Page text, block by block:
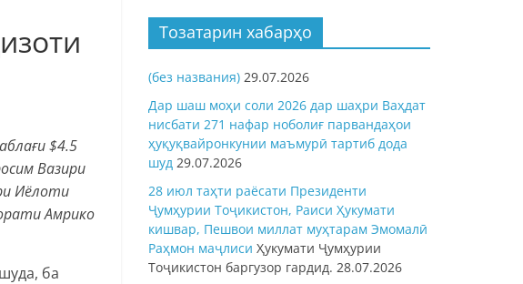
$4.5
Вазири
Иёлоти
Амрико
ба
Тозатарин хабарҳо
(без названия) 29.07.2026
Дар шаш моҳи соли 2026 дар шаҳри Ваҳдат
нисбати 271 нафар ноболиғ парвандаҳои
ҳуқуқвайронкунии маъмурӣ тартиб дода
шуд 29.07.2026
28 июл таҳти раёсати Президенти
Ҷумҳурии Тоҷикистон, Раиси Ҳукумати
кишвар, Пешвои миллат муҳтарам Эмомалӣ
Раҳмон маҷлиси Ҳукумати Ҷумҳурии
Тоҷикистон баргузор гардид. 28.07.2026